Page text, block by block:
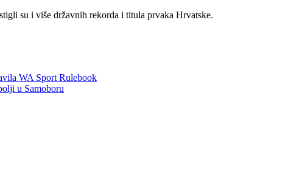
su i više državnih rekorda i titula prvaka Hrvatske.
WA Sport Rulebook
u Samoboru